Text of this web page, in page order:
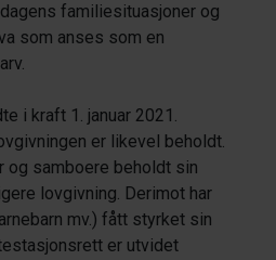
familiesituasjoner og
som anses som en
i kraft 1. januar 2021.
er likevel beholdt.
og samboere beholdt sin
lovgivning. Derimot har
mv.) fått styrket sin
er utvidet